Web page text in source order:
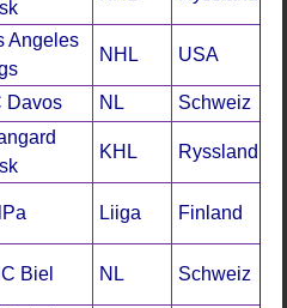
Angeles
NHL USA
Davos NL Schweiz
KHL Ryssland
Liiga Finland
Biel NL Schweiz